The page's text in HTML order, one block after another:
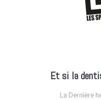
Et si la
La Dernière